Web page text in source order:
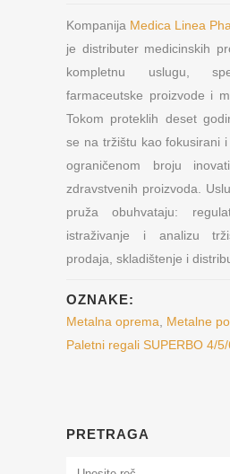
Kompanija Medica Linea
je distributer medicinskih
kompletnu uslugu,
farmaceutske proizvode i
Tokom proteklih deset
se na tržištu kao fokusirani
ograničenom broju
zdravstvenih proizvoda.
pruža obuhvataju:
istraživanje i analizu
prodaja, skladištenje i
OZNAKE:
Metalna oprema, Metalne
Paletni regali SUPERBO 4/5/
PRETRAGA